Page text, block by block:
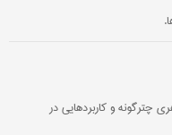
چترگونه و کاربردهایی در